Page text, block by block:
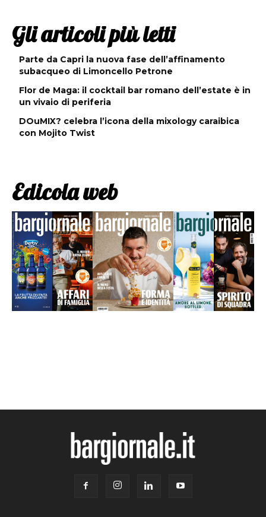
Gli articoli più letti
Parte da Capri la nuova fase dell’affinamento
subacqueo di Limoncello Petrone
Flor de Maga: il cocktail bar romano dell’estate è in
un vivaio di periferia
DOuMIX? celebra l’icona della mixology caraibica
con Mojito Twist
Edicola web